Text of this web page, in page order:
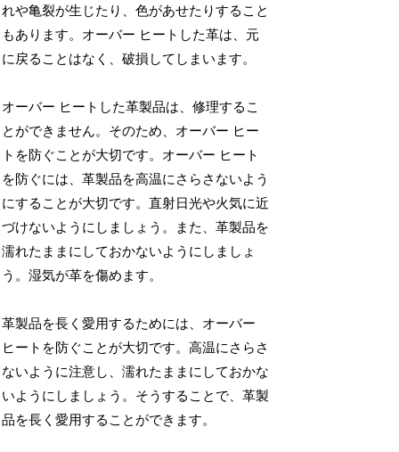
れや亀裂が生じたり、色があせたりすること
もあります。オーバー ヒートした革は、元
に戻ることはなく、破損してしまいます。
オーバー ヒートした革製品は、修理するこ
とができません。そのため、オーバー ヒー
トを防ぐことが大切です。オーバー ヒート
を防ぐには、革製品を高温にさらさないよう
にすることが大切です。直射日光や火気に近
づけないようにしましょう。また、革製品を
濡れたままにしておかないようにしましょ
う。湿気が革を傷めます。
革製品を長く愛用するためには、オーバー
ヒートを防ぐことが大切です。高温にさらさ
ないように注意し、濡れたままにしておかな
いようにしましょう。そうすることで、革製
品を長く愛用することができます。